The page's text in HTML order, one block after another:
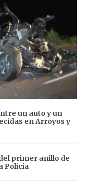
un auto y un
en Arroyos y
primer anillo de
Policía